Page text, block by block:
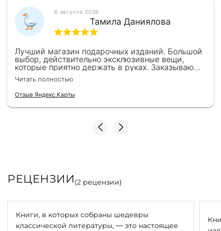
6 августа 2026
Тамила Даниялова
Лучший магазин подарочных изданий. Большой
выбор, действительно эксклюзивные вещи,
которые приятно держать в руках. Заказываю
здесь уже второй раз для бизнес-партнеров,
всегда всё безупречно — от общения с
консультантами до качества самих книг.
Однозначно рекомендую
Читать полностью
Отзыв Яндекс.Карты
РЕЦЕНЗИИ(2 рецензии)
Книги, в которых собраны шедевры
классической литературы, — это настоящее